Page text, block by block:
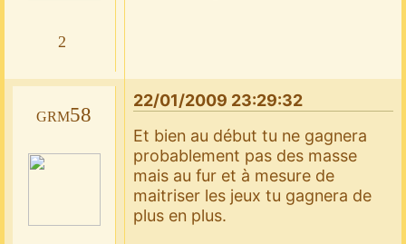
2
grm58
22/01/2009 23:29:32
Et bien au début tu ne gagnera
probablement pas des masse
mais au fur et à mesure de
maitriser les jeux tu gagnera de
plus en plus.